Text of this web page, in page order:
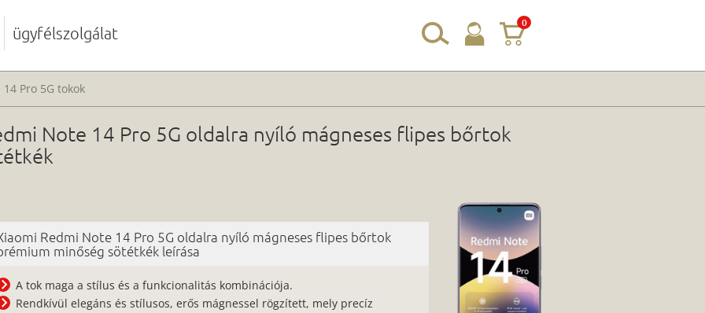
0
ügyfélszolgálat
Pro 5G tokok
Note 14 Pro 5G oldalra nyíló mágneses flipes bőrtok
Redmi Note 14 Pro 5G oldalra nyíló mágneses flipes bőrtok
minőség sötétkék leírása
A tok maga a stílus és a funkcionalitás kombinációja.
Rendkívül elegáns és stílusos, erős mágnessel rögzített, mely precíz